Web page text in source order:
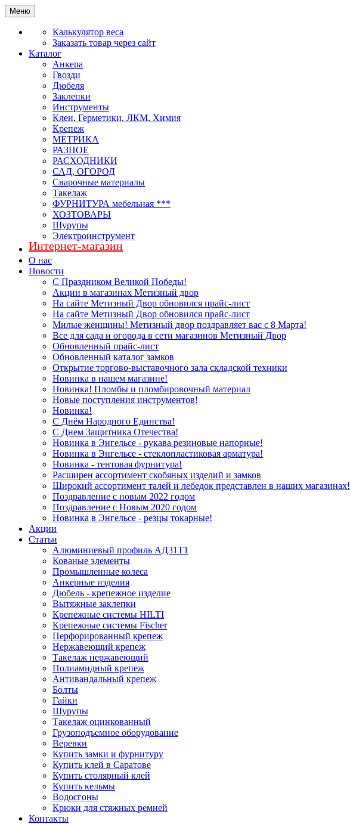
Меню
Калькулятор веса
Заказать товар через сайт
Каталог
Анкера
Гвозди
Дюбеля
Заклепки
Инструменты
Клеи, Герметики, ЛКМ, Химия
Крепеж
МЕТРИКА
РАЗНОЕ
РАСХОДНИКИ
САД, ОГОРОД
Сварочные материалы
Такелаж
ФУРНИТУРА мебельная ***
ХОЗТОВАРЫ
Шурупы
Электроинструмент
Интернет-магазин
О нас
Новости
С Праздником Великой Победы!
Акции в магазинах Метизный двор
На сайте Метизный Двор обновился прайс-лист
На сайте Метизный Двор обновился прайс-лист
Милые женщины! Метизный двор поздравляет вас с 8 Марта!
Все для сада и огорода в сети магазинов Метизный Двор
Обновленный прайс-лист
Обновленный каталог замков
Открытие торгово-выставочного зала складской техники
Новинка в нашем магазине!
Новинка! Пломбы и пломбировочный материал
Новые поступления инструментов!
Новинка!
С Днём Народного Единства!
С Днем Защитника Отечества!
Новинка в Энгельсе - рукава резиновые напорные!
Новинка в Энгельсе - стеклопластиковая арматура!
Новинка - тентовая фурнитура!
Расширен ассортимент скобяных изделий и замков
Широкий ассортимент талей и лебедок представлен в наших магазинах!
Поздравление с новым 2022 годом
Поздравление с Новым 2020 годом
Новинка в Энгельсе - резцы токарные!
Акции
Статьи
Алюминиевый профиль АД31Т1
Кованые элементы
Промышленные колеса
Анкерные изделия
Дюбель - крепежное изделие
Вытяжные заклепки
Крепежные системы HILTI
Крепежные системы Fischer
Перфорированный крепеж
Нержавеющий крепеж
Такелаж нержавеющий
Полиамидный крепеж
Антивандальный крепеж
Болты
Гайки
Шурупы
Такелаж оцинкованный
Грузоподъемное оборудование
Веревки
Купить замки и фурнитуру
Купить клей в Саратове
Купить столярный клей
Купить кельмы
Водосгоны
Крюки для стяжных ремней
Контакты